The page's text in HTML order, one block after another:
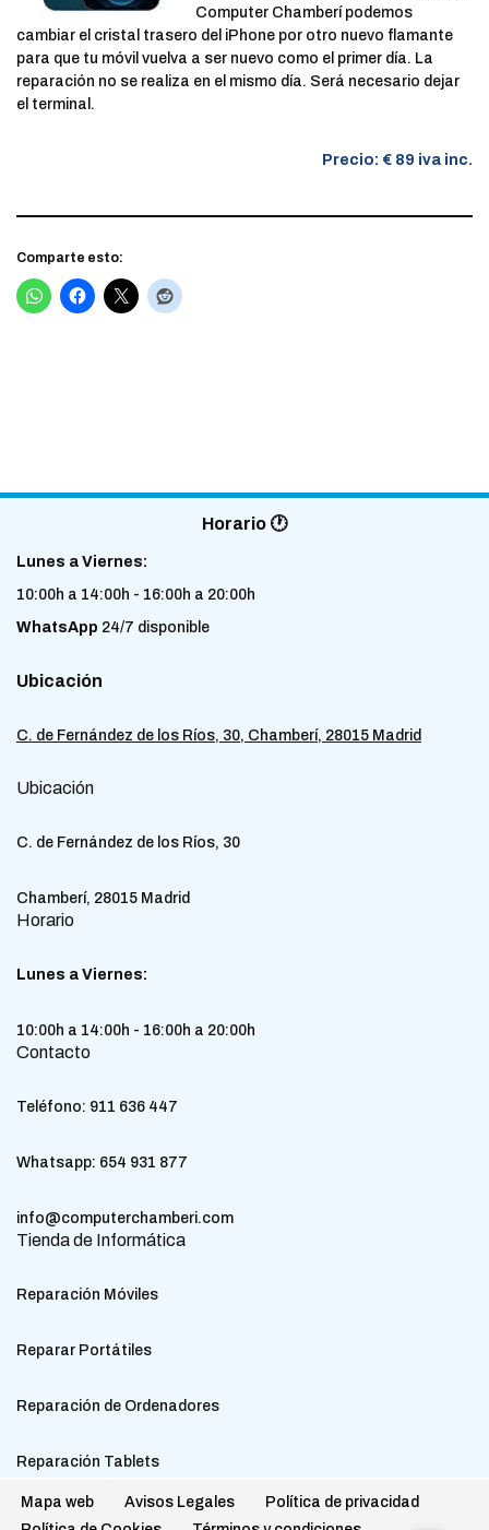
Computer Chamberí podemos
cambiar el cristal trasero del iPhone por otro nuevo flamante
para que tu móvil vuelva a ser nuevo como el primer día. La
reparación no se realiza en el mismo día. Será necesario dejar
el terminal.
Precio: € 89 iva inc.
Comparte esto:
Horario 🕐
Lunes a Viernes:
10:00h a 14:00h - 16:00h a 20:00h
WhatsApp 24/7 disponible
Ubicación
C. de Fernández de los Ríos, 30, Chamberí, 28015 Madrid
Ubicación
C. de Fernández de los Ríos, 30
Chamberí, 28015 Madrid
Horario
Lunes a Viernes:
10:00h a 14:00h - 16:00h a 20:00h
Contacto
Teléfono: 911 636 447
Whatsapp: 654 931 877
info@computerchamberi.com
Tienda de Informática
Reparación Móviles
Reparar Portátiles
Reparación de Ordenadores
Reparación Tablets
Mapa web Avisos Legales
Política de privacidad